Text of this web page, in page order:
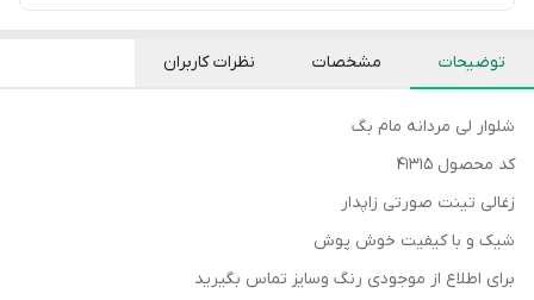
توضیحات مشخصات نظرات کاربران
شلوار لی مردانه مام بگ
کد محصول 41315
زغالی تینت صورتی زاپدار
شیک و با کیفیت خوش پوش
برای اطلاع از موجودی رنگ وسایز تماس بگیرید